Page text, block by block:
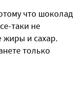
что шоколад
таки не
и сахар.
только